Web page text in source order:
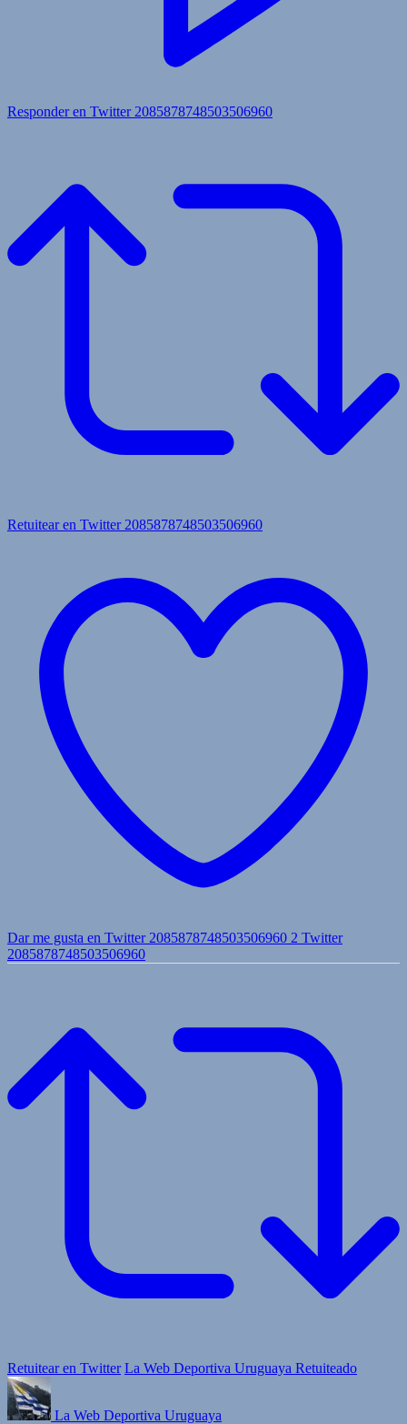
Responder en Twitter 2085878748503506960
Retuitear en Twitter 2085878748503506960
Dar me gusta en Twitter 2085878748503506960 2 Twitter
2085878748503506960
Retuitear en Twitter La Web Deportiva Uruguaya Retuiteado
La Web Deportiva Uruguaya